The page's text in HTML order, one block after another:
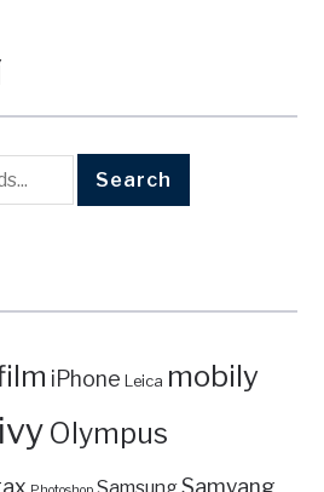
iPhone Leica mobily
Olympus
Samyang